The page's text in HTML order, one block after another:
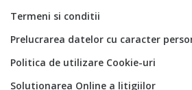
Termeni si conditii
Prelucrarea datelor cu caracter
Politica de utilizare Cookie-uri
Solutionarea Online a litigiilor